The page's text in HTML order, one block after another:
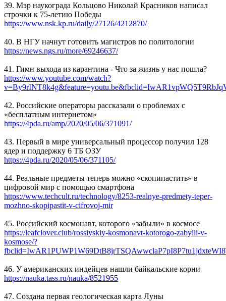
39. Мэр наукограда Кольцово Николай Красников написал
строчки к 75-летию Победы
https://www.nsk.kp.ru/daily/27126/4212870/
40. В НГУ начнут готовить магистров по политологии
https://news.ngs.ru/more/69246637/
41. Гимн выхода из карантина - Что за жизнь у нас пошла?
https://www.youtube.com/watch?
42. Российские операторы рассказали о проблемах с
«бесплатным интернетом»
https://4pda.ru/amp/2020/05/06/371091/
43. Первый в мире универсальный процессор получил 128
ядер и поддержку 6 ТБ ОЗУ
https://4pda.ru/2020/05/06/371105/
44. Реальные предметы теперь можно «скопипастить» в
цифровой мир с помощью смартфона
https://www.techcult.ru/technology/8253-realnye-predmety-teper-
mozhno-skopipastit-v-cifrovoj-mir
45. Российский космонавт, которого «забыли» в космосе
https://leafclover.club/rossiyskiy-kosmonavt-kotorogo-zabyili-v-
kosmose/?
46. У американских индейцев нашли байкальские корни
https://nauka.tass.ru/nauka/8521955
47. Создана первая геологическая карта Луны